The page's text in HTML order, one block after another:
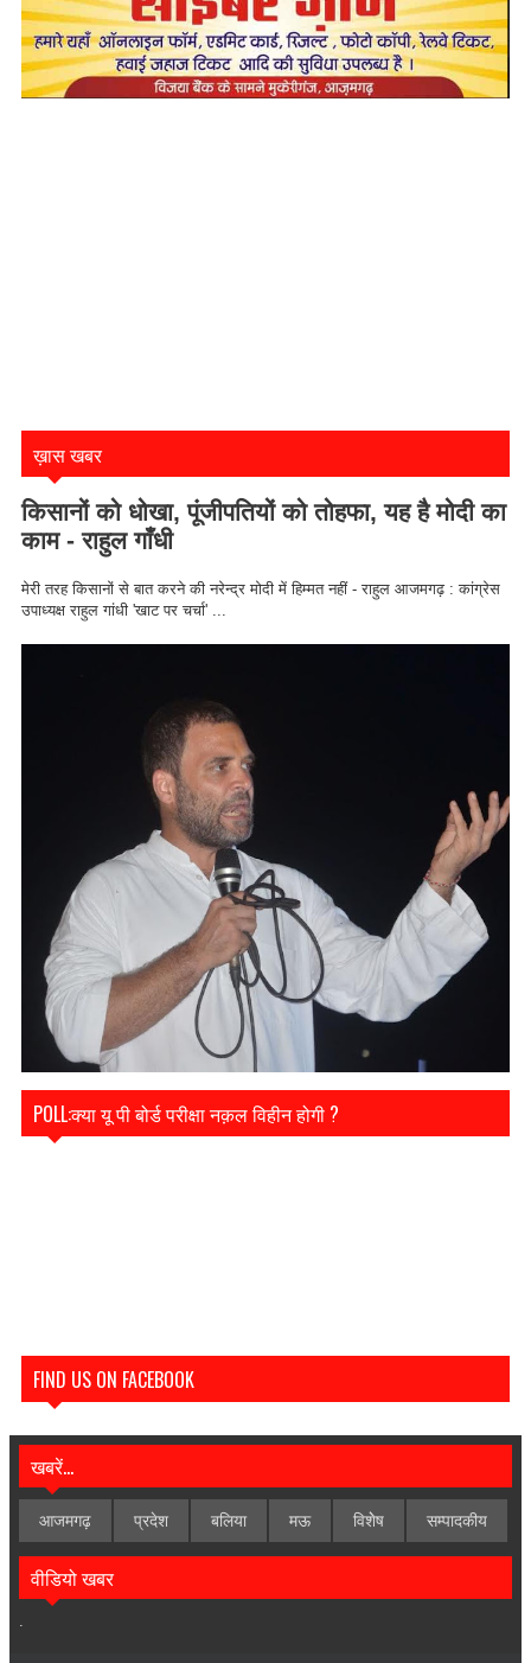
ख़ास खबर
किसानों को धोखा, पूंजीपतियों को तोहफा, यह है मोदी का
काम - राहुल गाँधी
मेरी तरह किसानों से बात करने की नरेन्द्र मोदी में हिम्मत नहीं - राहुल आजमगढ़ : कांग्रेस
उपाध्यक्ष राहुल गांधी 'खाट पर चर्चा' ...
POLL:क्या यू पी बोर्ड परीक्षा नक़ल विहीन होगी ?
FIND US ON FACEBOOK
खबरें...
आजमगढ़ प्रदेश बलिया मऊ विशेेष सम्पादकीय
वीडियो खबर